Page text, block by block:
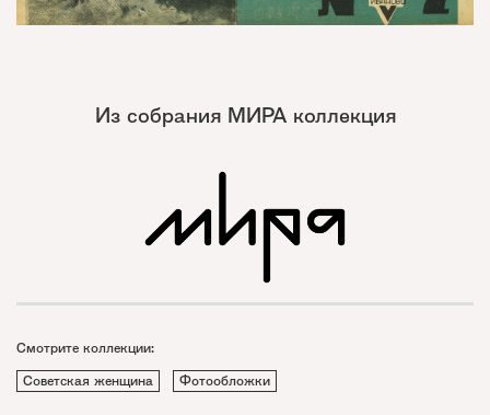
Из собрания МИРА коллекция
Смотрите коллекции:
Советская женщина
Фотообложки